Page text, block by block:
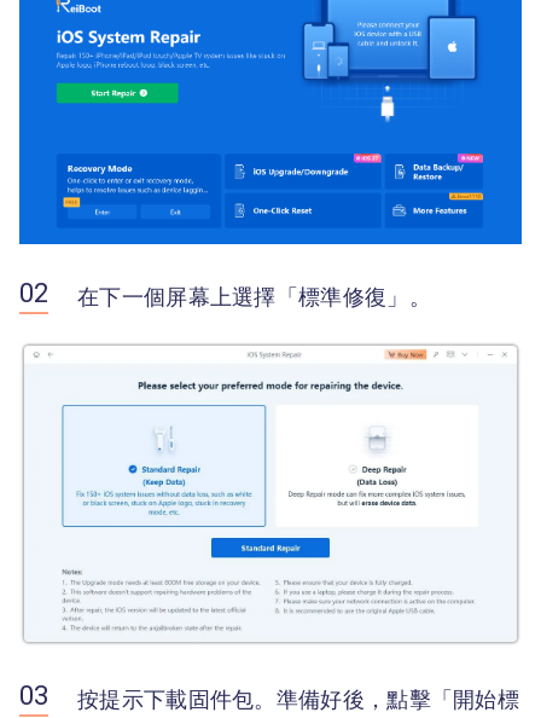
在下一個屏幕上選擇「標準修復」。
按提示下載固件包。準備好後，點擊「開始標